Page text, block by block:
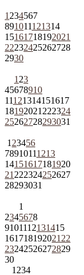
1 234567
891011121314
15161718192021
22232425262728
2930
1 23
45678910
11121314151617
18192021 222324
25262728293031
1 23456
78910111213
14151617181920
21 222324252627
28293031
1
2345678
9101112131415
161718192021 22
23242526272829
30
1 234